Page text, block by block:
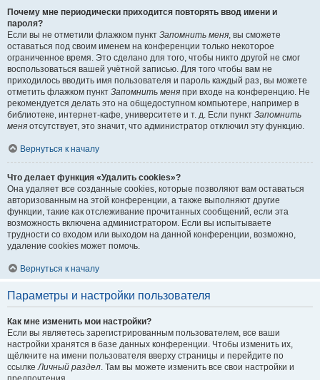
Почему мне периодически приходится повторять ввод имени и
пароля?
Если вы не отметили флажком пункт Запомнить меня, вы сможете
оставаться под своим именем на конференции только некоторое
ограниченное время. Это сделано для того, чтобы никто другой не смог
воспользоваться вашей учётной записью. Для того чтобы вам не
приходилось вводить имя пользователя и пароль каждый раз, вы можете
отметить флажком пункт Запомнить меня при входе на конференцию. Не
рекомендуется делать это на общедоступном компьютере, например в
библиотеке, интернет-кафе, университете и т. д. Если пункт Запомнить
меня отсутствует, это значит, что администратор отключил эту функцию.
Вернуться к началу
Что делает функция «Удалить cookies»?
Она удаляет все созданные cookies, которые позволяют вам оставаться
авторизованным на этой конференции, а также выполняют другие
функции, такие как отслеживание прочитанных сообщений, если эта
возможность включена администратором. Если вы испытываете
трудности со входом или выходом на данной конференции, возможно,
удаление cookies может помочь.
Вернуться к началу
Параметры и настройки пользователя
Как мне изменить мои настройки?
Если вы являетесь зарегистрированным пользователем, все ваши
настройки хранятся в базе данных конференции. Чтобы изменить их,
щёлкните на имени пользователя вверху страницы и перейдите по
ссылкеЛичный раздел. Там вы можете изменить все свои настройки и